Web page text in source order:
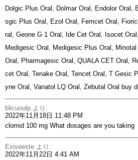
Dolgic Plus Oral, Dolmar Oral, Endolor Oral,
sgic Plus Oral, Ezol Oral, Femcet Oral,
ral, Geone G 1 Oral, Ide Cet Oral, Isocet
Medigesic Oral, Medigesic Plus Oral,
Oral, Pharmagesic Oral, QUALA CET Oral,
cet Oral, Tenake Oral, Tencet Oral, T Gesic
yne Oral, Vanatol LQ Oral, Zebutal Oral buy
blicuoulp より:
2022年11月18日 11:48 PM
clomid 100 mg What dosages are you taking
Exiseeste より:
2022年11月22日 4:41 AM